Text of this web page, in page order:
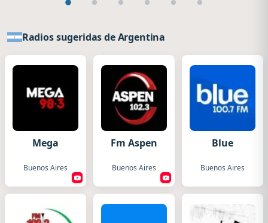
Radios sugeridas de Argentina
Mega
Buenos Aires
Fm Aspen
Buenos Aires
Blue
Buenos Aires